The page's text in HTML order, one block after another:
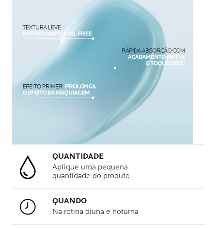
QUANTIDADE
Aplique uma pequena
quantidade do produto
QUANDO
Na rotina diuna e noturna